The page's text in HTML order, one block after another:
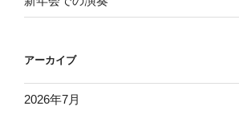
アーカイブ
2026年7月